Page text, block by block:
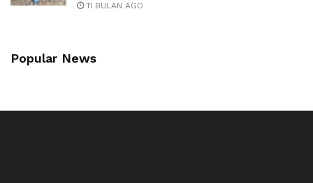
11 BULAN AGO
Popular News